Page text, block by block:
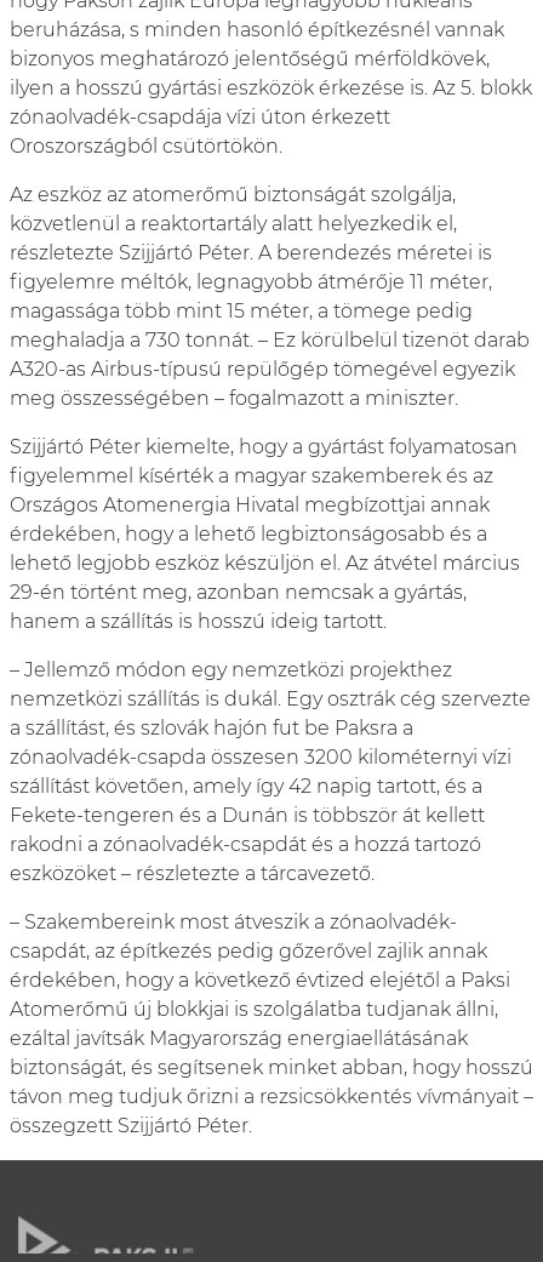
beruházása, s minden hasonló építkezésnél vannak
bizonyos meghatározó jelentőségű mérföldkövek,
ilyen a hosszú gyártási eszközök érkezése is. Az 5. blokk
zónaolvadék-csapdája vízi úton érkezett
Oroszországból csütörtökön.
Az eszköz az atomerőmű biztonságát szolgálja,
közvetlenül a reaktortartály alatt helyezkedik el,
részletezte Szijjártó Péter. A berendezés méretei is
figyelemre méltók, legnagyobb átmérője 11 méter,
magassága több mint 15 méter, a tömege pedig
meghaladja a 730 tonnát. – Ez körülbelül tizenöt darab
A320-as Airbus-típusú repülőgép tömegével egyezik
meg összességében – fogalmazott a miniszter.
Szijjártó Péter kiemelte, hogy a gyártást folyamatosan
figyelemmel kísérték a magyar szakemberek és az
Országos Atomenergia Hivatal megbízottjai annak
érdekében, hogy a lehető legbiztonságosabb és a
lehető legjobb eszköz készüljön el. Az átvétel március
29-én történt meg, azonban nemcsak a gyártás,
hanem a szállítás is hosszú ideig tartott.
– Jellemző módon egy nemzetközi projekthez
nemzetközi szállítás is dukál. Egy osztrák cég szervezte
a szállítást, és szlovák hajón fut be Paksra a
zónaolvadék-csapda összesen 3200 kilométernyi vízi
szállítást követően, amely így 42 napig tartott, és a
Fekete-tengeren és a Dunán is többször át kellett
rakodni a zónaolvadék-csapdát és a hozzá tartozó
eszközöket – részletezte a tárcavezető.
– Szakembereink most átveszik a zónaolvadék-
csapdát, az építkezés pedig gőzerővel zajlik annak
érdekében, hogy a következő évtized elejétől a Paksi
Atomerőmű új blokkjai is szolgálatba tudjanak állni,
ezáltal javítsák Magyarország energiaellátásának
biztonságát, és segítsenek minket abban, hogy hosszú
távon meg tudjuk őrizni a rezsicsökkentés vívmányait –
összegzett Szijjártó Péter.